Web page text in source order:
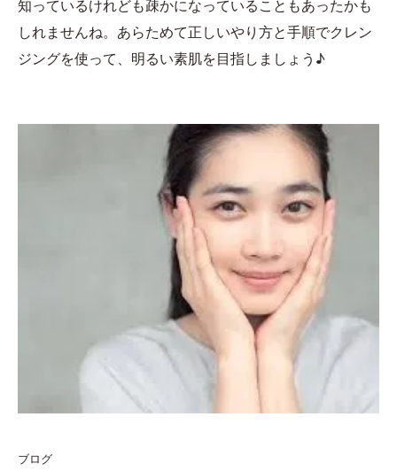
知っているけれども疎かになっていることもあったかも
しれませんね。あらためて正しいやり方と手順でクレン
ジングを使って、明るい素肌を目指しましょう♪
ブログ